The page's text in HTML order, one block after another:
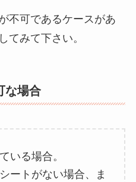
不可であるケースがあ
てみて下さい。
な場合
いる場合。
ートがない場合、ま